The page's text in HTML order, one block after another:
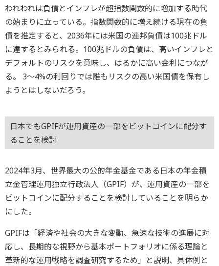
われわれは負債とインフレが超指数関数的に増加する時代
の始まりに立っている。指数関数的に増え続ける現在の負
債を推定すると、2036年には米国の連邦負債は100兆ドル
に達するとみられる。100兆ドルの負債は、高いインフレと
デフォルトのリスクを意味し、はるかに高い金利につなが
る。 3～4%の利回りでは誰もリスクの高い米国債を保有し
ようとはしないだろう。
日本でもGPIFが運用資産の一部をビットコインに配分す
ることを検討
2024年3月、世界最大の公的年金基金である日本の年金積
立金管理運用独立行政法人（GPIF）が、運用資産の一部を
ビットコインに配分することを検討していることを明らか
にした。
GPIFは「経済や社会の大きな変動、急速な技術の進展に対
応し、長期的な視野から基本ポートフォリオに係る理論と
革新的な運用戦略を調査研究するため」と説明、具体例と